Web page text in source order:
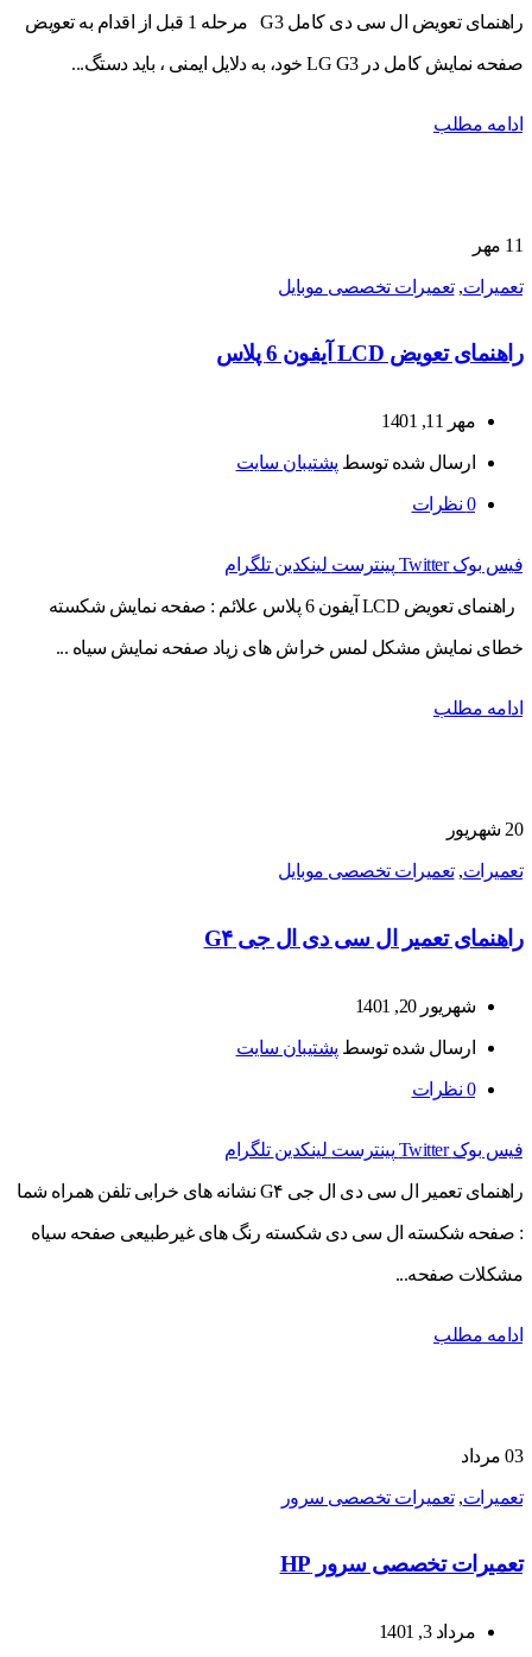
راهنمای تعویض ال سی دی کامل G3 مرحله 1 قبل از اقدام به تعویض
صفحه نمایش کامل در LG G3 خود، به دلایل ایمنی ، باید دستگ...
ادامه مطلب
11 مهر
تعمیرات,تعمیرات تخصصی موبایل
راهنمای تعویض LCD آیفون 6 پلاس
مهر 11, 1401
ارسال شده توسط پشتیبان سایت
0 نظرات
فیس بوک Twitter پینترست لینکدین تلگرام
راهنمای تعویض LCD آیفون 6 پلاس علائم : صفحه نمایش شکسته
خطای نمایش مشکل لمس خراش های زیاد صفحه نمایش سیاه ...
ادامه مطلب
20 شهریور
تعمیرات,تعمیرات تخصصی موبایل
راهنمای تعمیر ال سی دی ال جی G۴
شهریور 20, 1401
ارسال شده توسط پشتیبان سایت
0 نظرات
فیس بوک Twitter پینترست لینکدین تلگرام
راهنمای تعمیر ال سی دی ال جی G۴ نشانه های خرابی تلفن همراه شما
: صفحه شکسته ال سی دی شکسته رنگ های غیرطبیعی صفحه سیاه
مشکلات صفحه...
ادامه مطلب
03 مرداد
تعمیرات,تعمیرات تخصصی سرور
تعمیرات تخصصی سرور HP
مرداد 3, 1401